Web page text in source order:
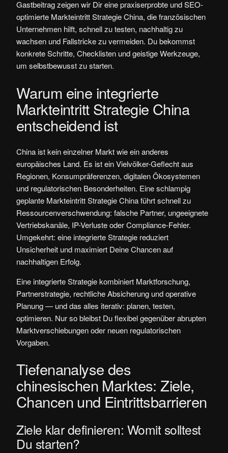
Gastbeitrag zeigen wir Dir eine praxiserprobte und SEO-
optimierte Markteintritt Strategie China, die französischen
Unternehmen hilft, schnell zu testen, nachhaltig zu
wachsen und Fallstricke zu vermeiden. Du bekommst
konkrete Schritte, Checklisten und geistige Werkzeuge,
um selbstbewusst zu starten.
Warum eine integrierte
Markteintritt Strategie China
entscheidend ist
China ist kein einzelner Markt wie ein anderes
europäisches Land. Es ist ein Vielvölker-Geflecht aus
Regionen, Konsumpräferenzen, digitalen Ökosystemen
und regulatorischen Besonderheiten. Eine schlampig
geplante Markteintritt Strategie China führt schnell zu
Ressourcenverschwendung: falsche Partner, ungeeignete
Vertriebskanäle, IP-Verluste oder Compliance-Fehler.
Umgekehrt: eine integrierte Strategie reduziert
Unsicherheit und maximiert Deine Chancen auf
nachhaltigen Erfolg.
Eine integrierte Strategie kombiniert Marktforschung,
Partnerstrategie, rechtliche Absicherung und operative
Planung — und das alles iterativ: planen, testen,
optimieren. Nur so bleibst Du flexibel gegenüber abrupten
Marktverschiebungen oder neuen regulatorischen
Vorgaben.
Tiefenanalyse des
chinesischen Marktes: Ziele,
Chancen und Eintrittsbarrieren
Ziele klar definieren: Womit solltest
Du starten?